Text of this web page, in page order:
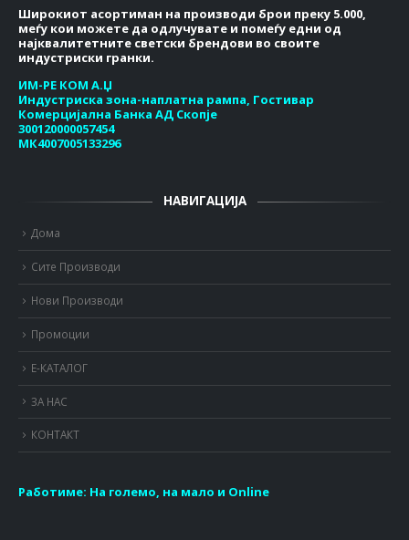
Широкиот асортиман на производи брои преку 5.000,
меѓу кои можете да одлучувате и помеѓу едни од
најквалитетните светски брендови во своите
индустриски гранки.
ИМ-РЕ КОМ А.Џ
Индустриска зона-наплатна рампа, Гостивар
Комерцијална Банка АД Скопје
300120000057454
МК4007005133296
НАВИГАЦИЈА
Дома
Сите Производи
Нови Производи
Промоции
Е-КАТАЛОГ
ЗА НАС
КОНТАКТ
Работиме: На големо, на мало и Online